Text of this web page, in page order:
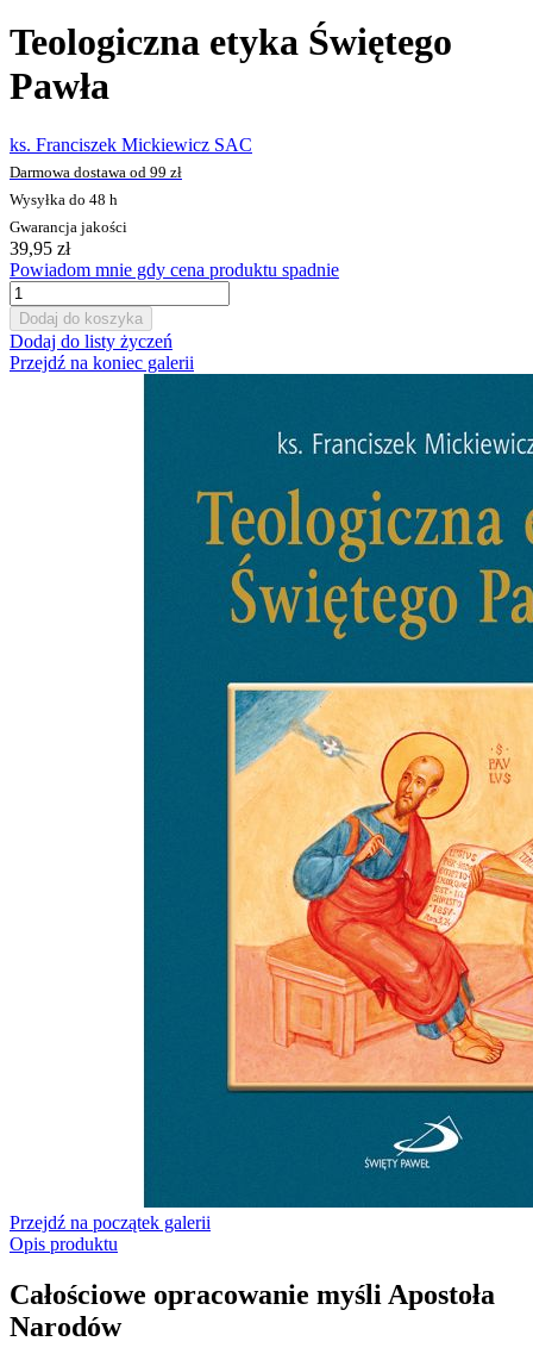
Teologiczna etyka Świętego
Pawła
ks. Franciszek Mickiewicz SAC
Darmowa dostawa od 99 zł
Wysyłka do 48 h
Gwarancja jakości
39,95 zł
Powiadom mnie gdy cena produktu spadnie
Dodaj do koszyka
Dodaj do listy życzeń
Przejdź na koniec galerii
Przejdź na początek galerii
Opis produktu
Całościowe opracowanie myśli Apostoła
Narodów